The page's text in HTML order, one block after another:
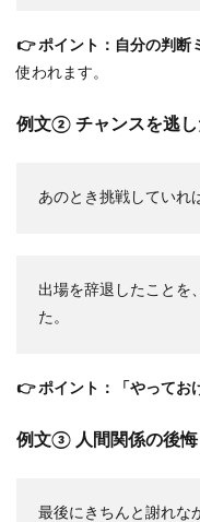
👉 ポイント：自分の判断
使われます。
例文② チャンスを逃し
あのとき挑戦していれ
出場を辞退したことを
た。
👉 ポイント：「やってお
例文③ 人間関係の後悔
最後にきちんと謝れな